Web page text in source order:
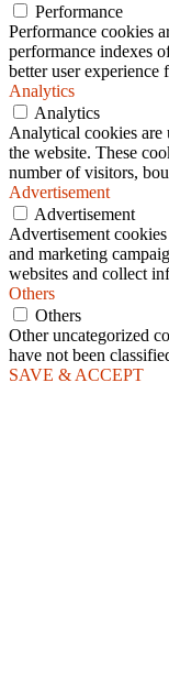
Performance
Performance cookies
performance indexes
better user experience
Analytics
Analytics
Analytical cookies are
the website. These
number of visitors,
Advertisement
Advertisement
Advertisement
and marketing
websites and collect
Others
Others
Other uncategorized
have not been
SAVE & ACCEPT